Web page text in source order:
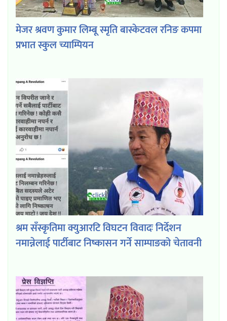
मेजर श्रवण कुमार लिम्बू स्मृति बास्केटवल रनिङ कपमा
प्रभात स्कुल च्याम्पियन
श्रम सँस्कृतिमा क्युआरटि विघटन विवादः निर्देशन
नमान्नेलाई पार्टीबाट निष्कासन गर्ने साम्पाङको चेतावनी